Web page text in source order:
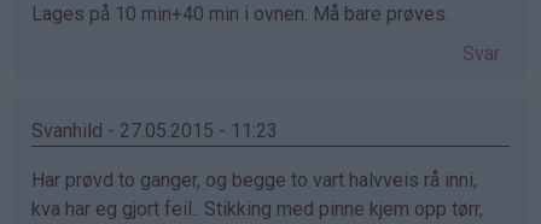
Lages på 10 min+40 min i ovnen. Må bare prøves.
Svar
Svanhild - 27.05.2015 - 11:23
Har prøvd to ganger, og begge to vart halvveis rå inni,
kva har eg gjort feil.. Stikking med pinne kjem opp tørr,